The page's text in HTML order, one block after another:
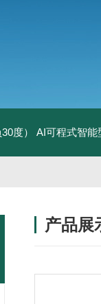
度） AI可程式智能
产品展